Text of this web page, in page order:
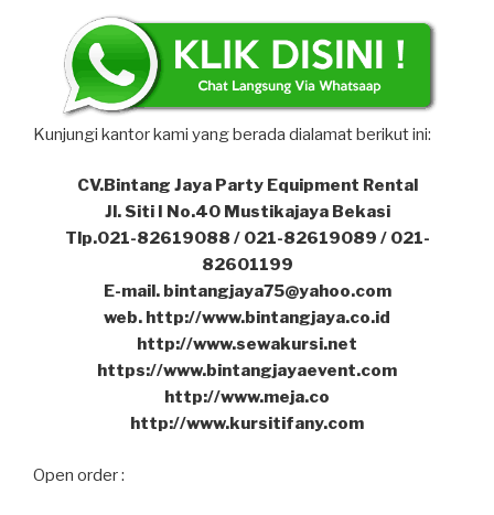
Kunjungi kantor kami yang berada dialamat berikut ini:
CV.Bintang Jaya Party Equipment Rental
Jl. Siti I No.40 Mustikajaya Bekasi
Tlp.021-82619088 / 021-82619089 / 021-
82601199
E-mail. bintangjaya75@yahoo.com
web. http://www.bintangjaya.co.id
http://www.sewakursi.net
https://www.bintangjayaevent.com
http://www.meja.co
http://www.kursitifany.com
Open order :